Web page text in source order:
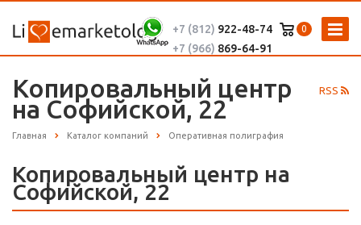
0
+7 (812) 922-48-74
+7 (966) 869-64-91
RSS
Копировальный центр
на Софийской, 22
Главная Каталог компаний Оперативная полиграфия
Копировальный центр на
Софийской, 22